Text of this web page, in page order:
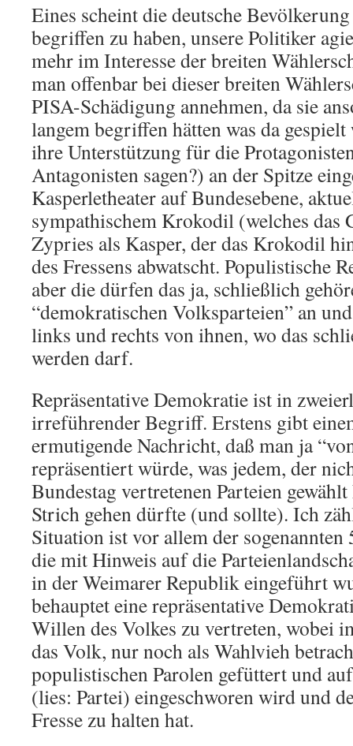
Eines scheint die deutsche
begriffen zu haben, unsere Politiker
mehr im Interesse der breiten
man offenbar bei dieser breiten
PISA-Schädigung annehmen, da sie
langem begriffen hätten was da
ihre Unterstützung für die
Antagonisten sagen?) an der Spitze
Kasperletheater auf Bundesebene,
sympathischem Krokodil (welches das
Zypries als Kasper, der das Krokodil
des Fressens abwatscht. Populistische
aber die dürfen das ja, schließlich
“demokratischen Volksparteien” an
links und rechts von ihnen, wo das
werden darf.
Repräsentative Demokratie ist in
irreführender Begriff. Erstens gibt
ermutigende Nachricht, daß man ja
repräsentiert würde, was jedem, der
Bundestag vertretenen Parteien
Strich gehen dürfte (und sollte). Ich
Situation ist vor allem der sogenannten
die mit Hinweis auf die
in der Weimarer Republik eingeführt
behauptet eine repräsentative
Willen des Volkes zu vertreten, wobei
das Volk, nur noch als Wahlvieh
populistischen Parolen gefüttert und
(lies: Partei) eingeschworen wird und
Fresse zu halten hat.